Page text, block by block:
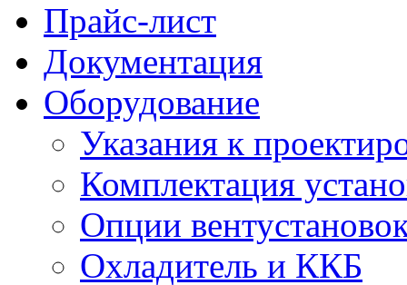
Прайс-лист
Документация
Оборудование
Указания к
Комплектация
Опции
Охладитель и ККБ